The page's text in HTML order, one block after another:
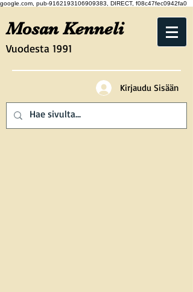
google.com, pub-9162193106909383, DIRECT, f08c47fec0942fa0
Vuodesta 1991
Mosan Kenneli
Kirjaudu Sisään